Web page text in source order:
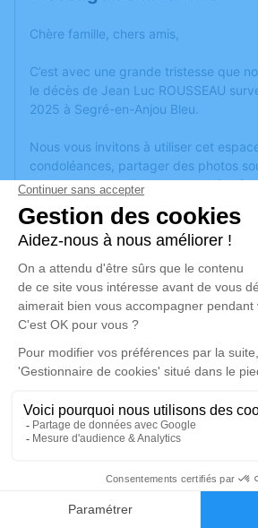
Faire-part
Chère famille, chers amis,
C’est avec une grande tristesse que
le décès de Jean Luc ROUSSEAU
2025 à Segré-en-Anjou Bleu.
Nous vous invitons à utiliser cet
condoléances, partager des photos
anecdote ou exprimer vos pensées à
ou des textes. Cet endroit est un lieu
honorer la mémoire de Jean Luc
Un service de plantation d’arbre
mardi 02 septembre 2025 à
Église de Noyant-la-
49520 Noyant-la-Gravoyère
Je